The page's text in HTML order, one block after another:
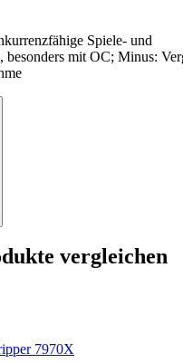
Spiele- und
besonders mit OC; Minus:
vergleichen
7970X